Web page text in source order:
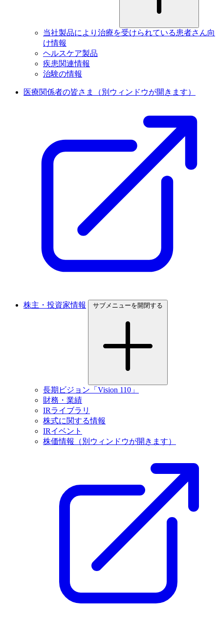
当社製品により治療を受けられている患者さん向
け情報
ヘルスケア製品
疾患関連情報
治験の情報
医療関係者の皆さま （別ウィンドウが開きます）
株主・投資家情報 サブメニューを開閉する
長期ビジョン「Vision 110」
財務・業績
IRライブラリ
株式に関する情報
IRイベント
株価情報
（別ウィンドウが開きます）